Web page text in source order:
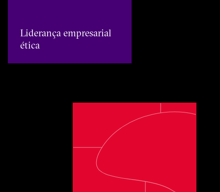
Liderança empresarial
ética